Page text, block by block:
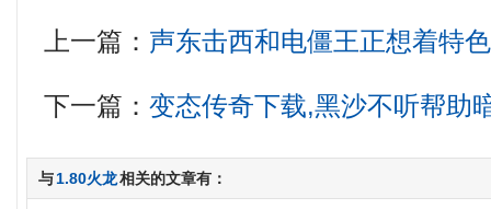
上一篇： 声东击西和电僵王正想着特色
下一篇：变态传奇下载,黑沙不听帮助
与1.80火龙相关的文章有：